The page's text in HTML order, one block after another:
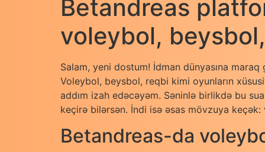
Betandreas
voleybol,
Salam, yeni dostum! İdman dünyasına
Voleybol, beysbol, reqbi kimi oyunların
addım izah edəcəyəm. Səninlə birlikdə bu
keçirə bilərsən. İndi isə əsas mövzuya
Betandreas-da